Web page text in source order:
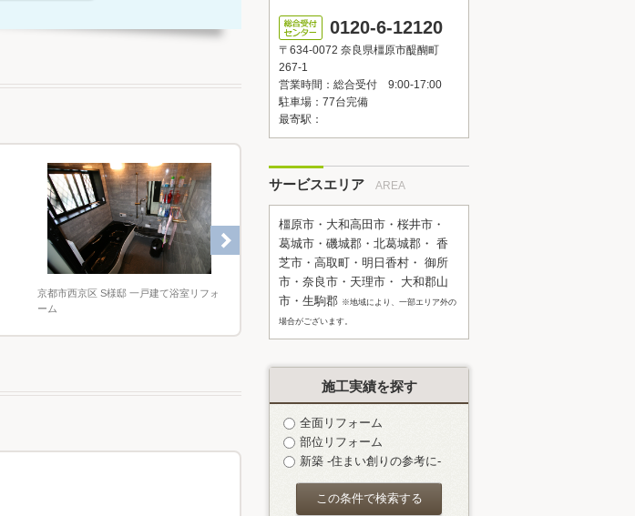
京都市西京区 S様邸 一戸建て浴室リフォ
ーム
K様邸 一戸建て浴室リフォーム
0120-6-12120
〒634-0072 奈良県橿原市醍醐町
267-1
営業時間：総合受付 9:00-17:00
駐車場：77台完備
最寄駅：
サービスエリア AREA
橿原市・大和高田市・桜井市・
葛城市・磯城郡・北葛城郡・ 香
芝市・高取町・明日香村・ 御所
市・奈良市・天理市・ 大和郡山
市・生駒郡 ※地域により、一部エリア外の
場合がございます。
施工実績を探す
全面リフォーム
部位リフォーム
新築 -住まい創りの参考に-